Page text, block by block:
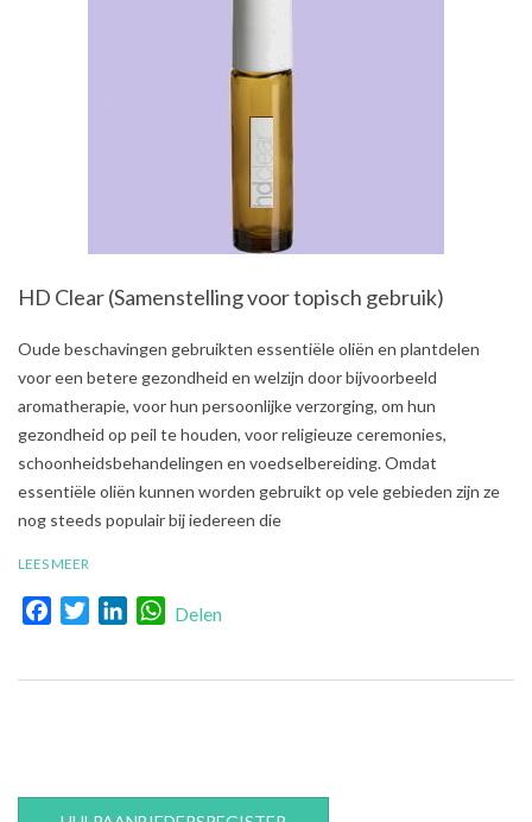
HD Clear (Samenstelling voor topisch gebruik)
2021-
Oude beschavingen gebruikten essentiële oliën en plantdelen
voor een betere gezondheid en welzijn door bijvoorbeeld
aromatherapie, voor hun persoonlijke verzorging, om hun
gezondheid op peil te houden, voor religieuze ceremonies,
schoonheidsbehandelingen en voedselbereiding. Omdat
essentiële oliën kunnen worden gebruikt op vele gebieden zijn ze
nog steeds populair bij iedereen die
LEES MEER
FacebookTwitterLinkedInWhatsApp
Delen